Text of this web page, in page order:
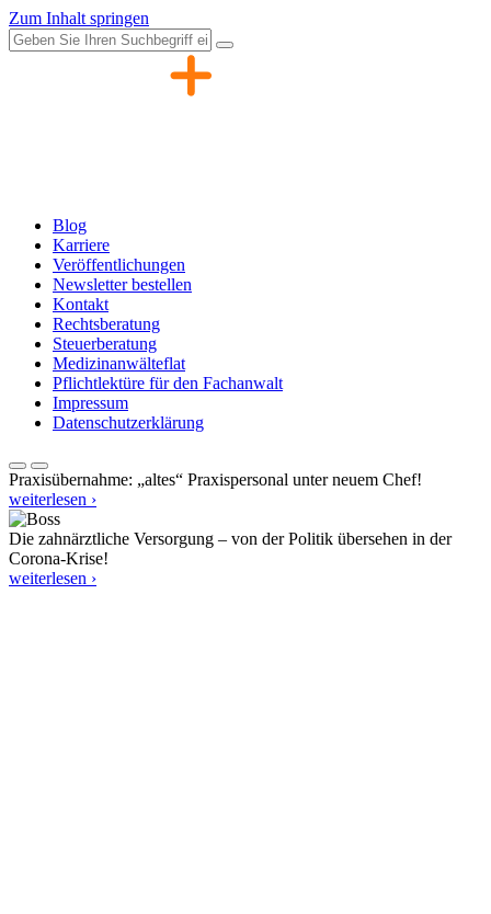
Zum Inhalt springen
Blog
Karriere
Veröffentlichungen
Newsletter bestellen
Kontakt
Rechtsberatung
Steuerberatung
Medizinanwälteflat
Pflichtlektüre für den Fachanwalt
Impressum
Datenschutzerklärung
Praxisübernahme: „altes“ Praxispersonal unter neuem Chef!
weiterlesen ›
Die zahnärztliche Versorgung – von der Politik übersehen in der
Corona-Krise!
weiterlesen ›